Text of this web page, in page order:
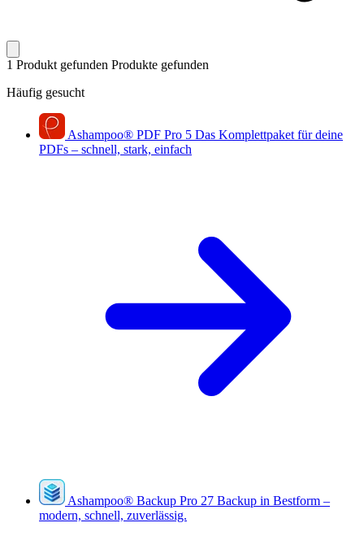
1 Produkt gefunden Produkte gefunden
Häufig gesucht
Ashampoo® PDF Pro 5 Das Komplettpaket für deine
PDFs – schnell, stark, einfach
Ashampoo® Backup Pro 27 Backup in Bestform –
modern, schnell, zuverlässig.